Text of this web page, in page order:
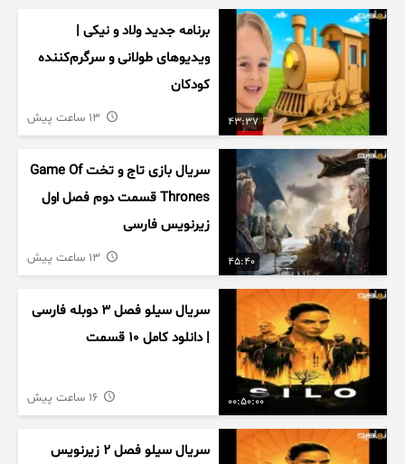
43:37
برنامه جدید ولاد و نیکی |
ویدیوهای طولانی و سرگرم‌کننده
کودکان
45:40
سریال بازی تاج و تخت Game Of
Thrones قسمت دوم فصل اول
زیرنویس فارسی
00:50:00
سریال سیلو فصل ۳ دوبله فارسی
| دانلود کامل ۱۰ قسمت
سریال سیلو فصل ۲ زیرنویس